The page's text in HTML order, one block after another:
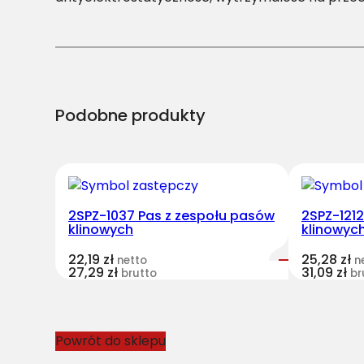
Podobne produkty
2SPZ-1037 Pas z zespołu pasów
klinowych
22,19 zł netto
27,29 zł brutto
2SPZ-
25,28 zł
31,09 zł
Powrót do sklepu